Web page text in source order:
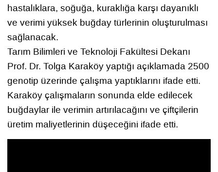
hastalıklara, soğuğa, kuraklığa karşı dayanıklı
ve verimi yüksek buğday türlerinin oluşturulması
sağlanacak.
Tarım Bilimleri ve Teknoloji Fakültesi Dekanı
Prof. Dr. Tolga Karaköy yaptığı açıklamada 2500
genotip üzerinde çalışma yaptıklarını ifade etti.
Karaköy çalışmaların sonunda elde edilecek
buğdaylar ile verimin artırılacağını ve çiftçilerin
üretim maliyetlerinin düşeceğini ifade etti.